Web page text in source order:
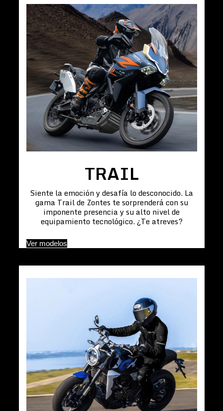
TRAIL
Siente la emoción y desafía lo desconocido. La
gama Trail de Zontes te sorprenderá con su
imponente presencia y su alto nivel de
equipamiento tecnológico. ¿Te atreves?
Ver modelos